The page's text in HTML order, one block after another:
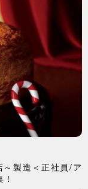
製造＜正社員/ア